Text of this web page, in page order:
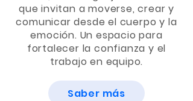
que invitan a moverse, crear y
comunicar desde el cuerpo y la
emoción. Un espacio para
fortalecer la confianza y el
trabajo en equipo.
Saber más